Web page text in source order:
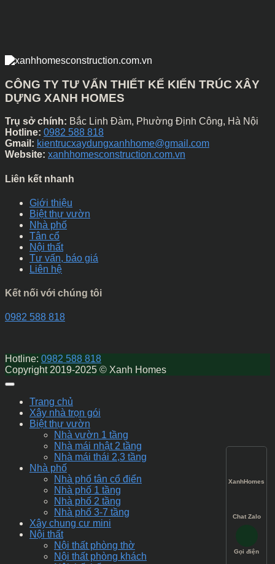
CÔNG TY TƯ VẤN THIẾT KẾ KIẾN TRÚC XÂY
DỰNG XANH HOMES
Trụ sở chính: Bắc Linh Đàm, Phường Định Công, Hà Nội
Hotline: 0982 588 818
Gmail: kientrucxaydungxanhhome@gmail.com
Website: xanhhomesconstruction.com.vn
Liên kết nhanh
Giới thiệu
Biệt thự vườn
Nhà phố
Tân cổ
Nội thất
Tư vấn, báo giá
Liên hệ
Kết nối với chúng tôi
0982 588 818
Hotline: 0982 588 818
Copyright 2019-2025 © Xanh Homes
Trang chủ
Xây nhà trọn gói
Biệt thự vườn
Nhà vườn 1 tầng
Nhà mái nhật 2 tầng
Nhà mái thái 2,3 tầng
Nhà phố
Nhà phố tân cổ điển
Nhà phố 1 tầng
Nhà phố 2 tầng
Nhà phố 3-7 tầng
Xây chung cư mini
Nội thất
Nội thất phòng thờ
Nội thất phòng khách
XanhHomes
Chat Zalo
Gọi điện